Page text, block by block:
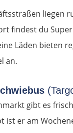
liegen
findest du
Läden bieten
an.
gibt es
ist er am